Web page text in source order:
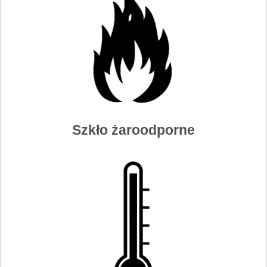
Szkło żaroodporne